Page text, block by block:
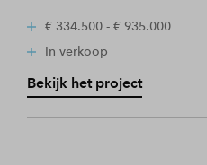
€ 334.500 - € 935.000
In verkoop
Bekijk het project